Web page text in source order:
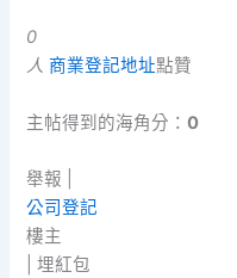
0
人 商業登記地址點贊
主帖得到的海角分：0
舉報 |
公司登記
樓主
|埋紅包